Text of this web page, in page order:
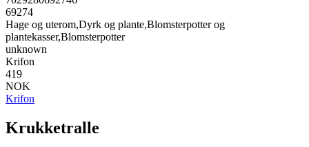
69274
Hage og uterom,Dyrk og plante,Blomsterpotter og
plantekasser,Blomsterpotter
unknown
Krifon
419
NOK
Krifon
Krukketralle